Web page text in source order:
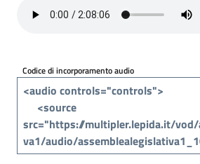
Per
cittadini
Codice di incorporamento audio